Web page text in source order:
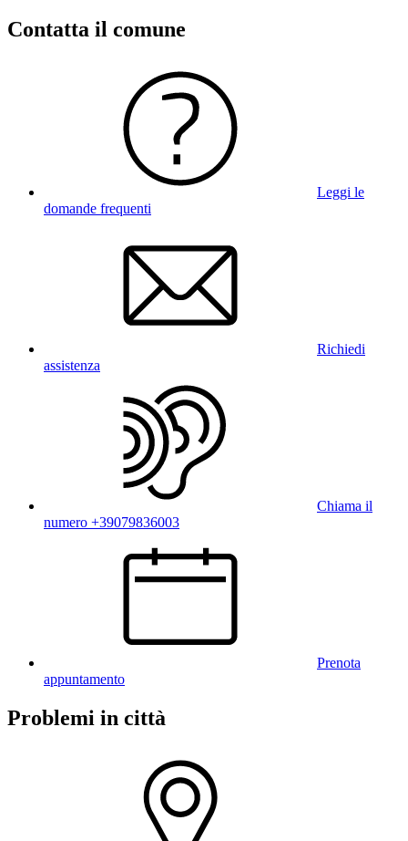
Contatta il comune
Leggi le
domande frequenti
Richiedi
assistenza
Chiama il
numero +39079836003
Prenota
appuntamento
Problemi in città